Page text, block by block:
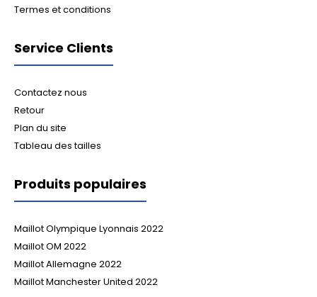
Termes et conditions
Service Clients
Contactez nous
Retour
Plan du site
Tableau des tailles
Produits populaires
Maillot Olympique Lyonnais 2022
Maillot OM 2022
Maillot Allemagne 2022
Maillot Manchester United 2022